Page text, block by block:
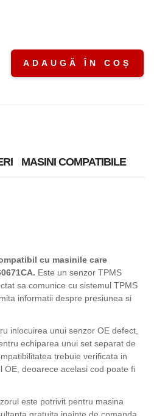
ADAUGĂ ÎN COȘ
MASINI COMPATIBILE
cu masinile care
Este un senzor TPMS
sa comunice cu sistemul TPMS
informatii despre presiunea si
inlocuirea unui senzor OE defect,
echiparea unui set separat de
trebuie verificata in
OE, deoarece acelasi cod poate fi
este potrivit pentru masina